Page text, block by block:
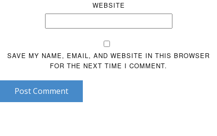
WEBSITE
SAVE MY NAME, EMAIL, AND WEBSITE IN THIS BROWSER
FOR THE NEXT TIME I COMMENT.
Post Comment